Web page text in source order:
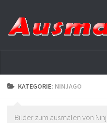
Startseite
KATEGORIE: NINJAGO
Bilder zum ausmalen von